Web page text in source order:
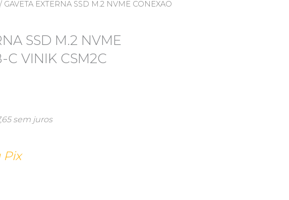
/ GAVETA EXTERNA SSD M.2 NVME CONEXAO
SSD M.2 NVME
C VINIK CSM2C
sem juros
Pix